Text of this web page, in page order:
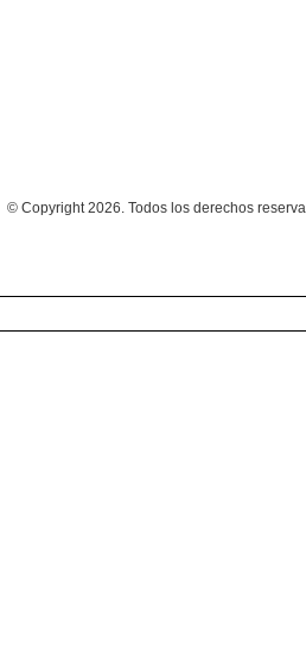
© Copyright 2026. Todos los derechos